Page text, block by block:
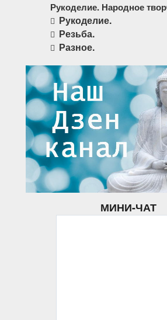
Рукоделие. Народное
Рукоделие.
Резьба.
Разное.
МИНИ-ЧАТ